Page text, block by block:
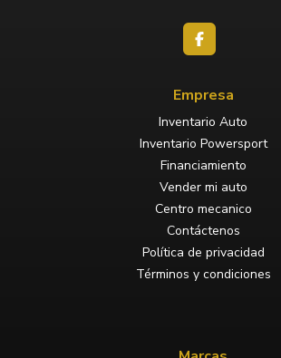
Empresa
Inventario Auto
Inventario Powersport
Financiamiento
Vender mi auto
Centro mecanico
Contáctenos
Política de privacidad
Términos y condiciones